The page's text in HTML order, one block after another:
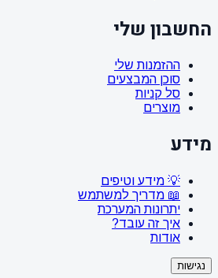
החשבון שלי
ההזמנות שלי
סוכן המבצעים
סל קניות
מוצרים
מידע
💡 מידע וטיפים
📖 מדריך למשתמש
יתרונות המערכת
איך זה עובד?
אודות
נגישות